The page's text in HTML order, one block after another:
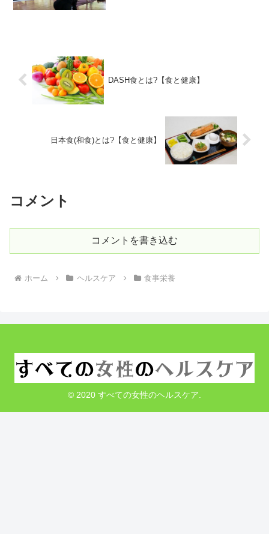
DASH食とは?【食と健康】
日本食(和食)とは?【食と健康】
コメント
コメントを書き込む
ホーム ヘルスケア 食事栄養
© 2020 すべての女性のヘルスケア.